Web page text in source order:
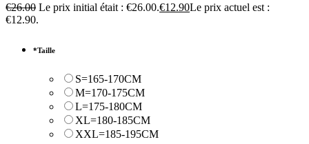
€26.00 Le prix initial était : €26.00.€12.90Le prix actuel est :
€12.90.
*Taille
S=165-170CM
M=170-175CM
L=175-180CM
XL=180-185CM
XXL=185-195CM